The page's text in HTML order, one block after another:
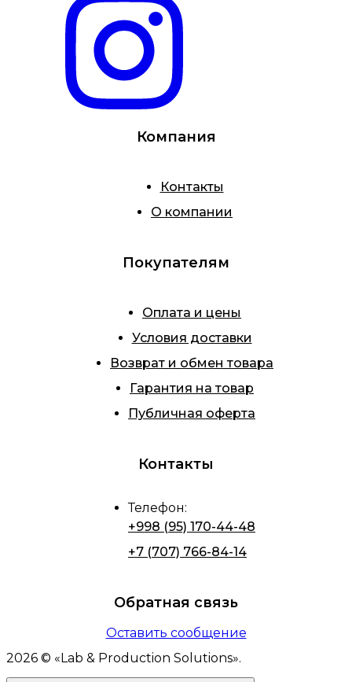
Компания
Контакты
О компании
Покупателям
Оплата и цены
Условия доставки
Возврат и обмен товара
Гарантия на товар
Публичная оферта
Контакты
Телефон:
+998 (95) 170-44-48
+7 (707) 766-84-14
Обратная связь
Оставить сообщение
2026 © « Lab & Production Solutions».